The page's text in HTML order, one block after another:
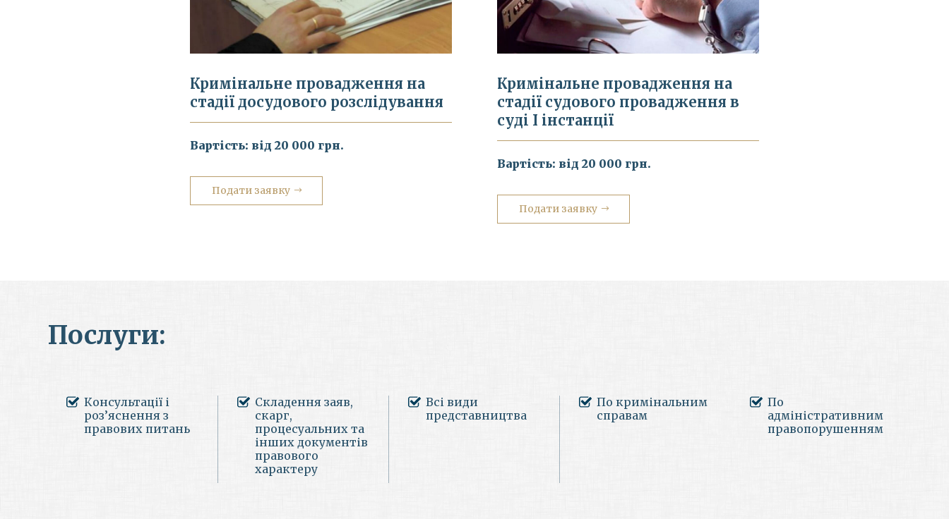
Кримінальне провадження на
стадії досудового розслідування
Вартість: від 20 000 грн.
Подати заявку
Кримінальне провадження на
стадії судового провадження в
суді І інстанції
Вартість: від 20 000 грн.
Подати заявку
Послуги:
Консультації і
роз’яснення з
правових питань
Складення заяв,
скарг,
процесуальних та
інших документів
правового
характеру
Всі види
представництва
По кримінальним
справам
По
адміністративним
правопорушенням